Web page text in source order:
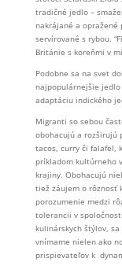
tradičné jedlo –
nakrájané a opražené
servírované s rybou.
Británie s koreňmi v
Podobne sa na svet
najpopulárnejšie
adaptáciu indického
Migranti so sebou
obohacujú a rozširujú
tacos, curry či falafel,
príkladom kultúrneho
krajiny. Obohacujú
tiež záujem o rôznosť
porozumenie medzi
tolerancii v
kulinárskych štýlov,
vnímame nielen ako
prispievateľov k